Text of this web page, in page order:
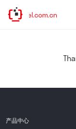
产品中心